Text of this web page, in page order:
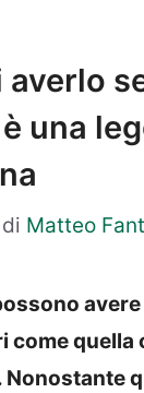
una
di Matteo
come quella